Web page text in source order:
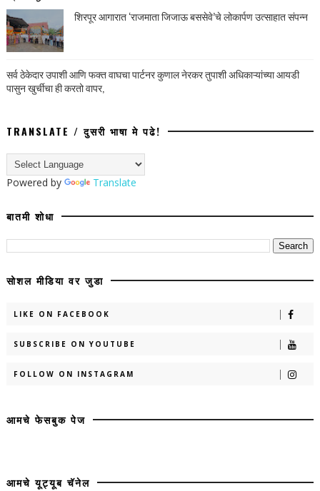
शिरपूर आगारात ‘राजमाता जिजाऊ बससेवे’चे लोकार्पण उत्साहात संपन्न
सर्व ठेकेदार उपाशी आणि फक्त वाघचा पार्टनर कुणाल नेरकर तुपाशी अधिकाऱ्यांच्या आयडी
पासुन खुर्चीचा ही करतो वापर,
TRANSLATE / दुसरी भाषा मे पढे!
Powered by Translate
बातमी शोधा
सोशल मीडिया वर जुडा
LIKE ON FACEBOOK
SUBSCRIBE ON YOUTUBE
FOLLOW ON INSTAGRAM
आमचे फेसबुक पेज
आमचे यूट्यूब चॅनेल